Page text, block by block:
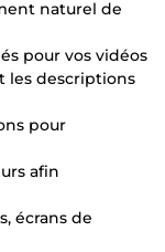
naturel de
pour vos vidéos
les descriptions
pour
afin
écrans de